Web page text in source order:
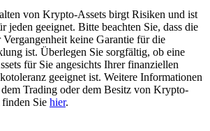
von Krypto-Assets birgt Risiken und ist
jeden geeignet. Bitte beachten Sie, dass die
keine Garantie für die
ist. Überlegen Sie sorgfältig, ob eine
für Sie angesichts Ihrer finanziellen
geeignet ist. Weitere Informationen
Trading oder dem Besitz von Krypto-
finden Sie hier.